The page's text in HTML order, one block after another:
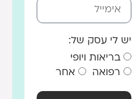
יש לי עסק של:
בריאות ויופי
רפואה
אחר